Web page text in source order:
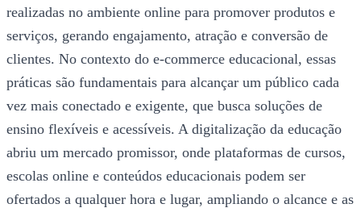
realizadas no ambiente online para promover produtos e
serviços, gerando engajamento, atração e conversão de
clientes. No contexto do e-commerce educacional, essas
práticas são fundamentais para alcançar um público cada
vez mais conectado e exigente, que busca soluções de
ensino flexíveis e acessíveis. A digitalização da educação
abriu um mercado promissor, onde plataformas de cursos,
escolas online e conteúdos educacionais podem ser
ofertados a qualquer hora e lugar, ampliando o alcance e as